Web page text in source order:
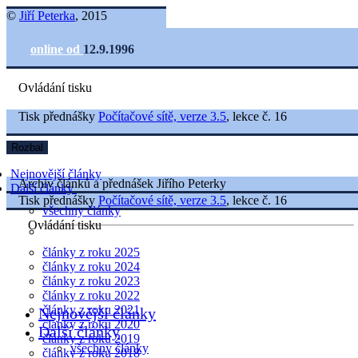
© Jiří Peterka, 2015
online od 12.9.1996
Ovládání tisku
Nejnovější články
Další články
všechny články
články z roku 2025
články z roku 2024
články z roku 2023
články z roku 2022
články z roku 2021
články z roku 2020
články z roku 2019
články z roku 2018
Tisk přednášky Počítačové sítě, verze 3.5, lekce č. 16
Rozbal
Archiv článků a přednášek Jiřího Peterky
Tisk přednášky Počítačové sítě, verze 3.5, lekce č. 16
Ovládání tisku
Nejnovější články
Další články
všechny články